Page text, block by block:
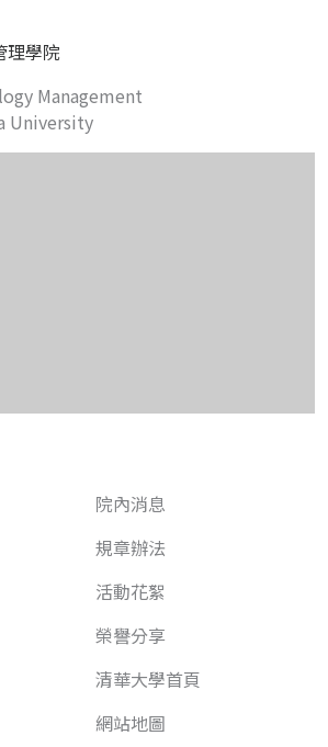
理學院
Management
University
院內消息
規章辦法
活動花絮
榮譽分享
清華大學首頁
網站地圖